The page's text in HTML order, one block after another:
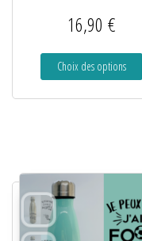
16,90 €
Choix des options